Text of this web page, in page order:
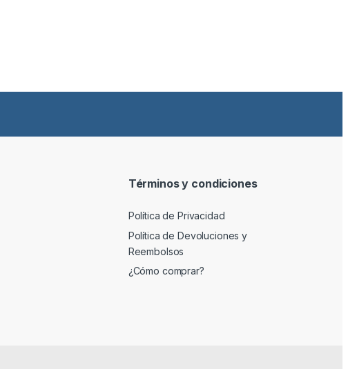
Términos y condiciones
Política de Privacidad
Política de Devoluciones y
Reembolsos
¿Cómo comprar?